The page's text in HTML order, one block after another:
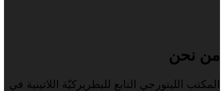
من نحن
المكتب الليتورجي التابع للبطريركيّة اللاتينية في